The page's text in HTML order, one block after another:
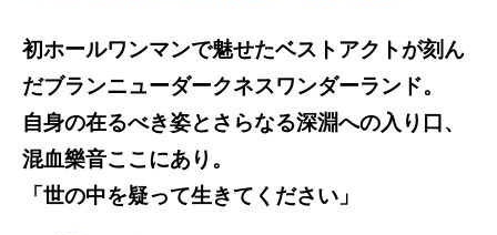
初ホールワンマンで魅せたベストアクトが刻ん
だブランニューダークネスワンダーランド。
自身の在るべき姿とさらなる深淵への入り口、
混血樂音ここにあり。
「世の中を疑って生きてください」